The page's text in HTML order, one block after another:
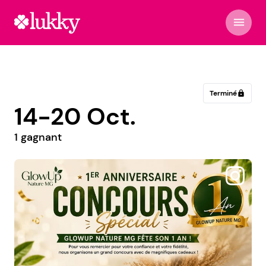
menu
Terminélock
14-20 Oct.
1 gagnant
@floor.d.liiz